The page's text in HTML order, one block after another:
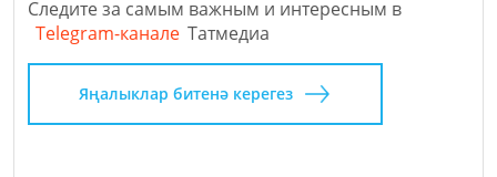
Следите за самым важным и интересным в
Telegram-канале Татмедиа
Яңалыклар битенә керегез